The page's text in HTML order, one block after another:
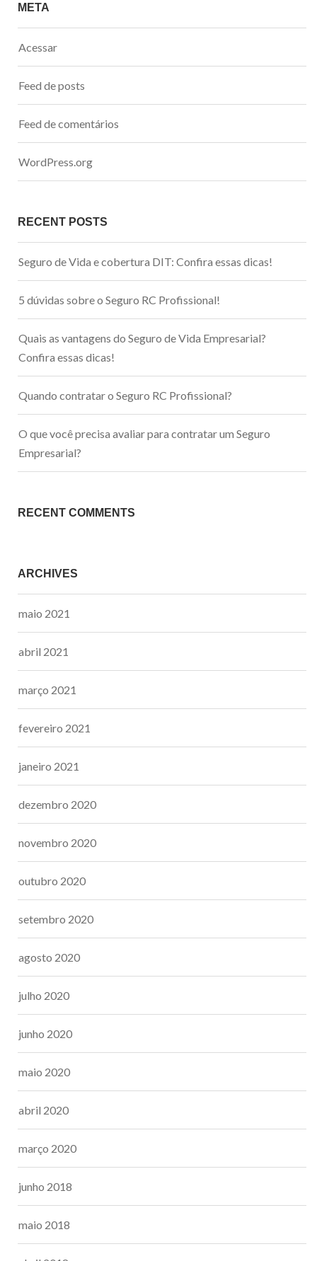
META
Acessar
Feed de posts
Feed de comentários
WordPress.org
RECENT POSTS
Seguro de Vida e cobertura DIT: Confira essas dicas!
5 dúvidas sobre o Seguro RC Profissional!
Quais as vantagens do Seguro de Vida Empresarial?
Confira essas dicas!
Quando contratar o Seguro RC Profissional?
O que você precisa avaliar para contratar um Seguro
Empresarial?
RECENT COMMENTS
ARCHIVES
maio 2021
abril 2021
março 2021
fevereiro 2021
janeiro 2021
dezembro 2020
novembro 2020
outubro 2020
setembro 2020
agosto 2020
julho 2020
junho 2020
maio 2020
abril 2020
março 2020
junho 2018
maio 2018